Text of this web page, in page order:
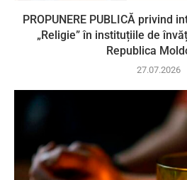
PROPUNERE PUBLICĂ privind
„Religie” în instituțiile de
Republica
27.07.2026